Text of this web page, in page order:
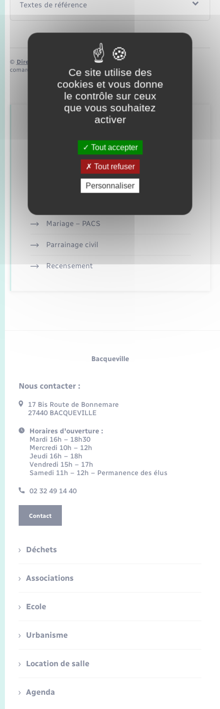
Textes de référence
© Direction de l’information légale et administrative
comarquage developpé parbaseo.io
Retrouvez aussi
Concessions funéraires
Documents d’identité
Mariage – PACS
Parrainage civil
Recensement
Bacqueville
Nous contacter :
17 Bis Route de Bonnemare
27440 BACQUEVILLE
Horaires d'ouverture :
Mardi 16h – 18h30
Mercredi 10h – 12h
Jeudi 16h – 18h
Vendredi 15h – 17h
Samedi 11h – 12h – Permanence des élus
02 32 49 14 40
Contact
Déchets
Associations
Ecole
Urbanisme
Location de salle
Agenda
Ce site utilise des
cookies et vous donne
le contrôle sur ceux
que vous souhaitez
activer
Tout accepter
Tout refuser
Personnaliser